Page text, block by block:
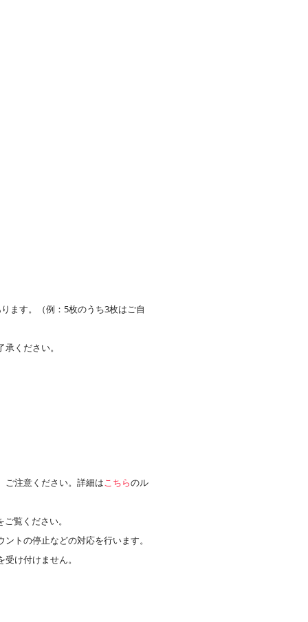
ます。（例：5枚のうち3枚はご自
ください。
ご注意ください。詳細はこちらのル
ご覧ください。
トの停止などの対応を行います。
け付けません。